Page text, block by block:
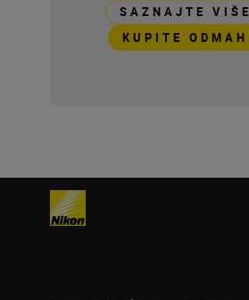
SAZNAJTE VIŠE
KUPITE ODMAH